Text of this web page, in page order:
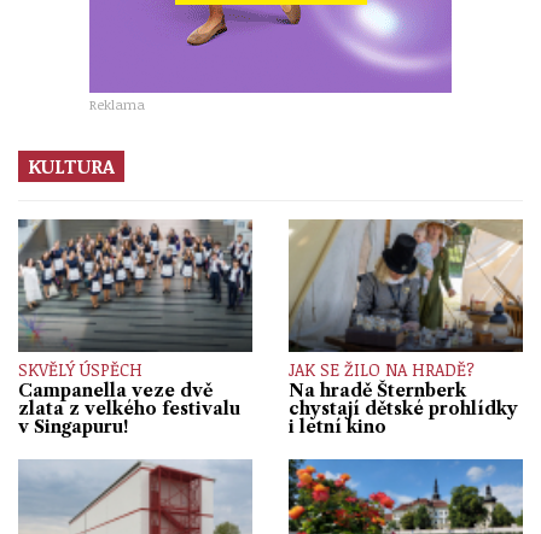
Reklama
KULTURA
SKVĚLÝ ÚSPĚCH
Campanella veze dvě
zlata z velkého festivalu
v Singapuru!
JAK SE ŽILO NA HRADĚ?
Na hradě Šternberk
chystají dětské prohlídky
i letní kino